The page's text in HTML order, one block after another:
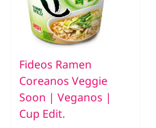
Fideos Ramen
Coreanos Veggie
Soon | Veganos |
Cup Edit.